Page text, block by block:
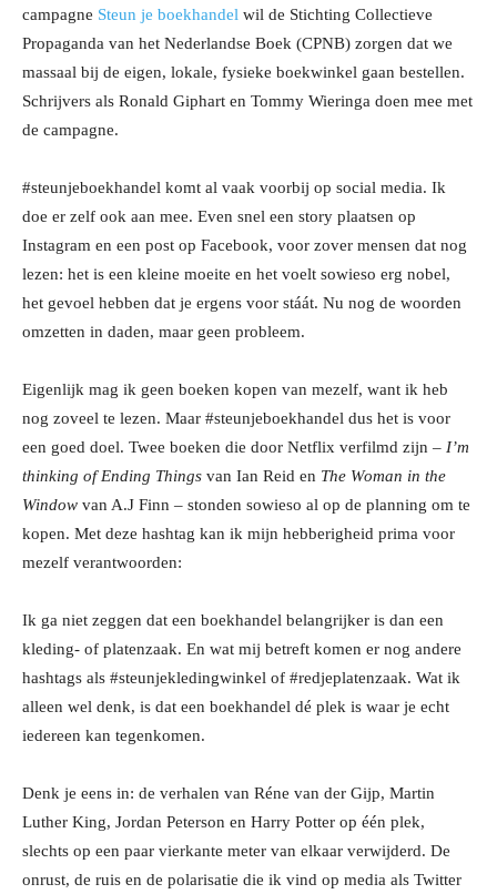
campagne Steun je boekhandel wil de Stichting Collectieve
Propaganda van het Nederlandse Boek (CPNB) zorgen dat we
massaal bij de eigen, lokale, fysieke boekwinkel gaan bestellen.
Schrijvers als Ronald Giphart en Tommy Wieringa doen mee met
de campagne.
#steunjeboekhandel komt al vaak voorbij op social media. Ik
doe er zelf ook aan mee. Even snel een story plaatsen op
Instagram en een post op Facebook, voor zover mensen dat nog
lezen: het is een kleine moeite en het voelt sowieso erg nobel,
het gevoel hebben dat je ergens voor stáát. Nu nog de woorden
omzetten in daden, maar geen probleem.
Eigenlijk mag ik geen boeken kopen van mezelf, want ik heb
nog zoveel te lezen. Maar #steunjeboekhandel dus het is voor
een goed doel. Twee boeken die door Netflix verfilmd zijn – I’m
thinking of Ending Things van Ian Reid en The Woman in the
Window van A.J Finn – stonden sowieso al op de planning om te
kopen. Met deze hashtag kan ik mijn hebberigheid prima voor
mezelf verantwoorden:
Ik ga niet zeggen dat een boekhandel belangrijker is dan een
kleding- of platenzaak. En wat mij betreft komen er nog andere
hashtags als #steunjekledingwinkel of #redjeplatenzaak. Wat ik
alleen wel denk, is dat een boekhandel dé plek is waar je echt
iedereen kan tegenkomen.
Denk je eens in: de verhalen van Réne van der Gijp, Martin
Luther King, Jordan Peterson en Harry Potter op één plek,
slechts op een paar vierkante meter van elkaar verwijderd. De
onrust, de ruis en de polarisatie die ik vind op media als Twitter